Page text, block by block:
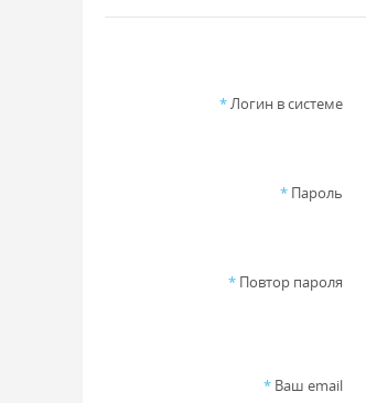
*Логин в системе
* Пароль
* Повтор пароля
* Ваш email